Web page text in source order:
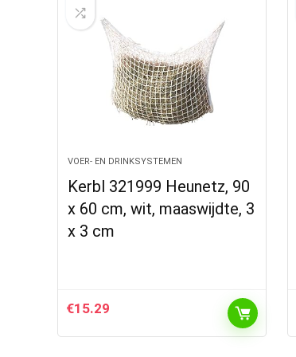
VOER- EN DRINKSYSTEMEN
Kerbl 321999 Heunetz, 90
x 60 cm, wit, maaswijdte, 3
x 3 cm
€15.29